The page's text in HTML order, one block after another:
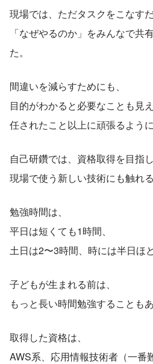
現場では、ただタスクをこなす
「なぜやるのか」をみんなで共
た。
間違いを減らすためにも、
目的がわかると必要なことも見
任されたこと以上に頑張るよう
自己研鑽では、資格取得を目指し
現場で使う新しい技術にも触れ
勉強時間は、
平日は短くても1時間、
土日は2〜3時間、時には半日ほ
子どもが生まれる前は、
もっと長い時間勉強することも
取得した資格は、
AWS系、応用情報技術者（一番